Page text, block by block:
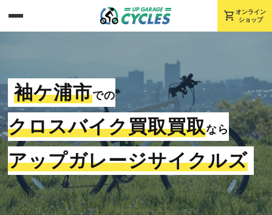
shopping_cart オンライン
ショップ
袖ケ浦市での
クロスバイク買取買取なら
アップガレージサイクルズ